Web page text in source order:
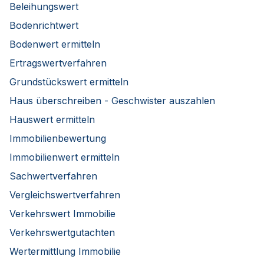
Beleihungswert
Bodenrichtwert
Bodenwert ermitteln
Ertragswertverfahren
Grundstückswert ermitteln
Haus überschreiben - Geschwister auszahlen
Hauswert ermitteln
Immobilienbewertung
Immobilienwert ermitteln
Sachwertverfahren
Vergleichswertverfahren
Verkehrswert Immobilie
Verkehrswertgutachten
Wertermittlung Immobilie